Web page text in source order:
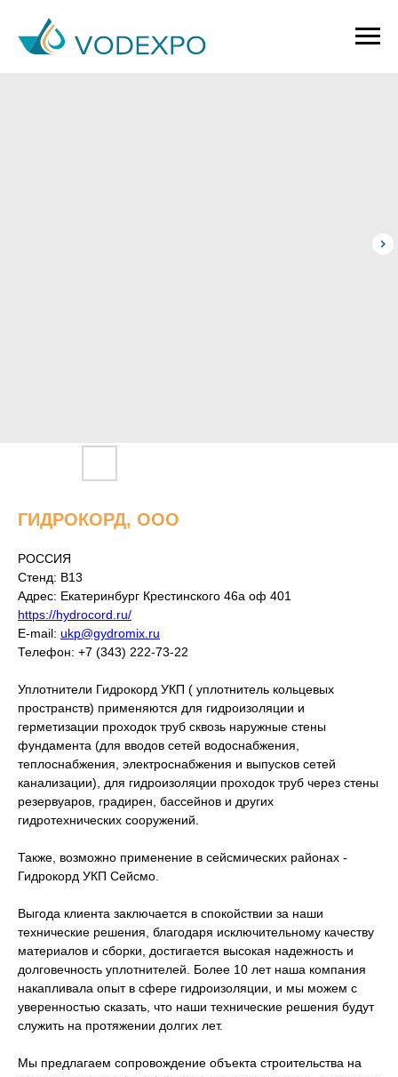
ГИДРОКОРД, ООО
РОССИЯ
Стенд: B13
Адрес: Екатеринбург Крестинского 46а оф 401
https://hydrocord.ru/
E-mail: ukp@gydromix.ru
Телефон: +7 (343) 222-73-22
Уплотнители Гидрокорд УКП ( уплотнитель кольцевых
пространств) применяются для гидроизоляции и
герметизации проходок труб сквозь наружные стены
фундамента (для вводов сетей водоснабжения,
теплоснабжения, электроснабжения и выпусков сетей
канализации), для гидроизоляции проходок труб через стены
резервуаров, градирен, бассейнов и других
гидротехнических сооружений.
Также, возможно применение в сейсмических районах -
Гидрокорд УКП Сейсмо.
Выгода клиента заключается в спокойствии за наши
технические решения, благодаря исключительному качеству
материалов и сборки, достигается высокая надежность и
долговечность уплотнителей. Более 10 лет наша компания
накапливала опыт в сфере гидроизоляции, и мы можем с
уверенностью сказать, что наши технические решения будут
служить на протяжении долгих лет.
Мы предлагаем сопровождение объекта строительства на